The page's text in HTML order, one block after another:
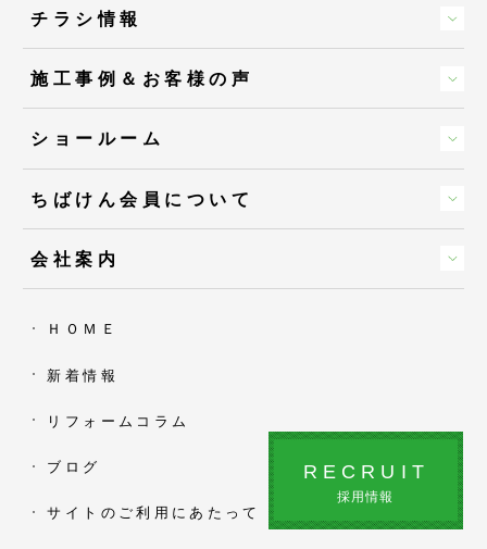
チラシ情報
施工事例＆お客様の声
ショールーム
ちばけん会員について
会社案内
ＨＯＭＥ
新着情報
リフォームコラム
ブログ
サイトのご利用にあたって
RECRUIT
採用情報